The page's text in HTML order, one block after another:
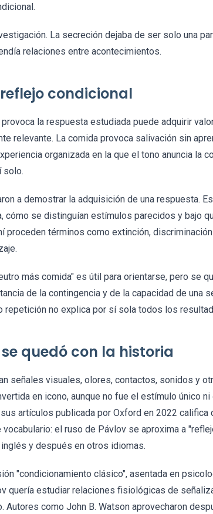
La secreción dejaba de ser solo una
relaciones entre acontecimientos.
condicional
la respuesta estudiada puede adquirir
relevante. La comida provoca salivación sin
organizada en la que el tono anuncia la
solo.
a demostrar la adquisición de una respuesta.
cómo se distinguían estímulos parecidos y bajo
proceden términos como extinción,
más comida" es útil para orientarse, pero se
de la contingencia y de la capacidad de una
repetición no explica por sí sola todos los
quedó con la historia
señales visuales, olores, contactos, sonidos y
en icono, aunque no fue el estímulo único
artículos publicada por Oxford en 2022
el ruso de Pávlov se aproxima a
y después en otros idiomas.
"condicionamiento clásico", asentada en
quería estudiar relaciones fisiológicas de
Autores como John B. Watson aprovecharon